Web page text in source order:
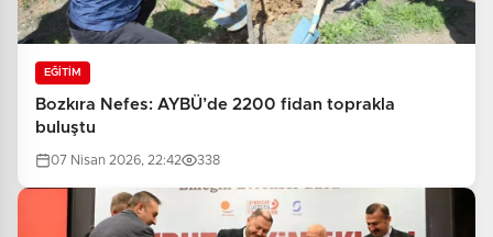
EĞİTİM
Bozkıra Nefes: AYBÜ’de 2200 fidan toprakla
buluştu
07 Nisan 2026, 22:42 338